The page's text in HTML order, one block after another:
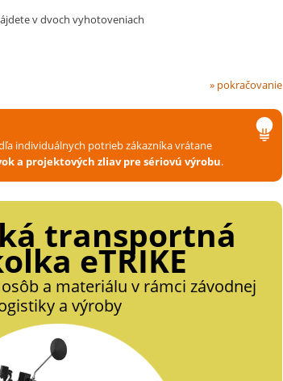
v dvoch vyhotoveniach
» pokračovanie
individuálnych potrieb zákazníka vrátane
a projektových zliav pre sériovú výrobu.
transportná
eTRIKE
a materiálu v rámci závodnej
a výroby